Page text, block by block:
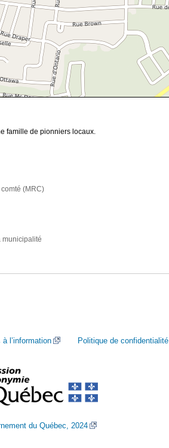
famille de pionniers locaux.
(MRC)
municipalité
l’information Politique de confidentialité
du Québec, 2024